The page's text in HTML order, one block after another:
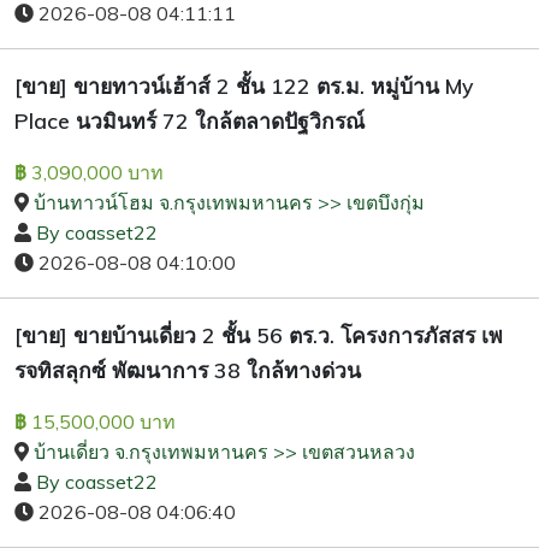
2026-08-08 04:11:11
[ขาย] ขายทาวน์เฮ้าส์ 2 ชั้น 122 ตร.ม. หมู่บ้าน My
Place นวมินทร์ 72 ใกล้ตลาดปัฐวิกรณ์
฿ 3,090,000 บาท
บ้านทาวน์โฮม จ.กรุงเทพมหานคร >> เขตบึงกุ่ม
By coasset22
2026-08-08 04:10:00
[ขาย] ขายบ้านเดี่ยว 2 ชั้น 56 ตร.ว. โครงการภัสสร เพ
รจทิสลุกซ์ พัฒนาการ 38 ใกล้ทางด่วน
฿ 15,500,000 บาท
บ้านเดี่ยว จ.กรุงเทพมหานคร >> เขตสวนหลวง
By coasset22
2026-08-08 04:06:40